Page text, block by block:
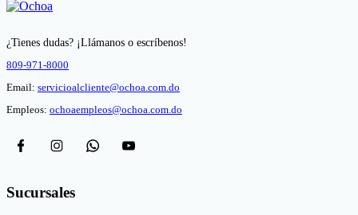
¿Tienes dudas? ¡Llámanos o escríbenos!
809-971-8000
Email: servicioalcliente@ochoa.com.do
Empleos: ochoaempleos@ochoa.com.do
Sucursales